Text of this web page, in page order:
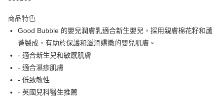
AlipayHK
PayMe
WeChat Pay
送貨方式
商品特色
Good Bubble 的嬰兒潤膚乳適合新生嬰兒，採用親膚棉花籽和蘆
薈製成，有助於保護和滋潤嬌嫩的嬰兒肌膚。
- 適合新生兒和敏感肌膚
- 適合濕疹肌膚
- 低致敏性
- 英國兒科醫生推薦